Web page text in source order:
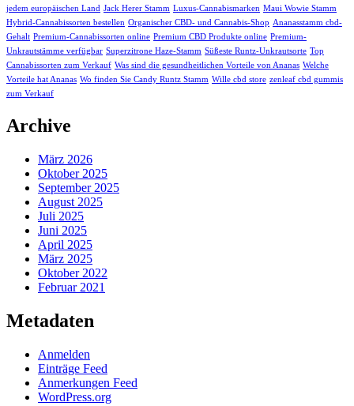
jedem europäischen Land Jack Herer Stamm Luxus-Cannabismarken Maui Wowie Stamm
Hybrid-Cannabissorten bestellen Organischer CBD- und Cannabis-Shop Ananasstamm cbd-
Gehalt Premium-Cannabissorten online Premium CBD Produkte online Premium-
Unkrautstämme verfügbar Superzitrone Haze-Stamm Süßeste Runtz-Unkrautsorte Top
Cannabissorten zum Verkauf Was sind die gesundheitlichen Vorteile von Ananas Welche
Vorteile hat Ananas Wo finden Sie Candy Runtz Stamm Wille cbd store zenleaf cbd gummis
zum Verkauf
Archive
März 2026
Oktober 2025
September 2025
August 2025
Juli 2025
Juni 2025
April 2025
März 2025
Oktober 2022
Februar 2021
Metadaten
Anmelden
Einträge Feed
Anmerkungen Feed
WordPress.org